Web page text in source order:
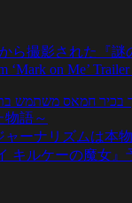
ら撮影された『謎
on Me’ Trailer
בכיר חמאס משתמש
物語～
ーナリズムは本
キルケーの魔女